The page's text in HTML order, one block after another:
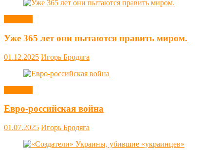
Уже 365 лет они пытаются править миром.
01.12.2025 Игорь Бродяга
Евро-российская война
01.07.2025 Игорь Бродяга